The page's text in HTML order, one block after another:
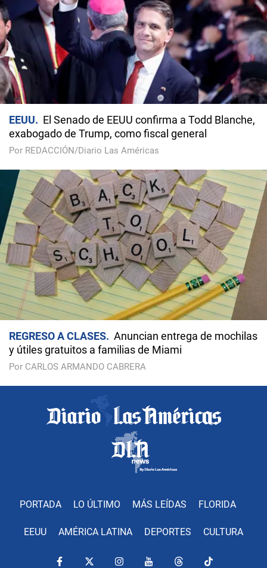
EEUU
El Senado de EEUU confirma a Todd Blanche,
exabogado de Trump, como fiscal general
Por REDACCIÓN/Diario Las Américas
REGRESO A CLASES
Anuncian entrega de mochilas
y útiles gratuitos a familias de Miami
Por CARLOS ARMANDO CABRERA
PORTADA LO ÚLTIMO MÁS LEÍDAS FLORIDA
EEUU AMÉRICA LATINA DEPORTES CULTURA